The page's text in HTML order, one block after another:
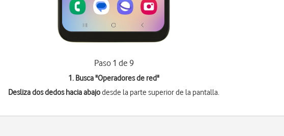
Paso 1 de 9
1. Busca "Operadores de red"
Desliza dos dedos hacia abajodesde la parte superior de la pantalla.